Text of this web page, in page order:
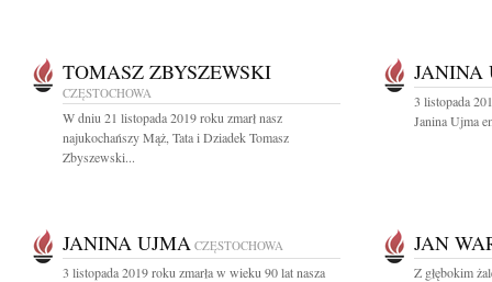
TOMASZ ZBYSZEWSKI
CZĘSTOCHOWA
W dniu 21 listopada 2019 roku zmarł nasz
najukochańszy Mąż, Tata i Dziadek Tomasz
Zbyszewski...
JANINA
3 listopada
Janina Ujma
JANINA UJMA CZĘSTOCHOWA
3 listopada 2019 roku zmarła w wieku 90 lat nasza
JAN
Z głębokim